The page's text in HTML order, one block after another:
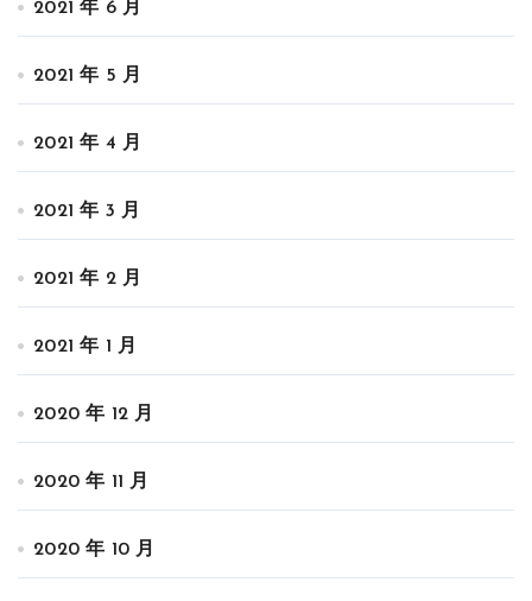
2021 年 6 月
2021 年 5 月
2021 年 4 月
2021 年 3 月
2021 年 2 月
2021 年 1 月
2020 年 12 月
2020 年 11 月
2020 年 10 月